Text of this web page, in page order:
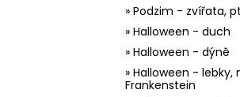
» Podzim - zvířata,
» Halloween - duch
» Halloween - dýně
» Halloween - lebky,
Frankenstein